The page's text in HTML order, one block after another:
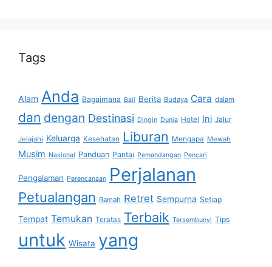
Tags
Alam Anda Bagaimana Bali Berita Budaya Cara dalam
dan dengan Destinasi Dingin Dunia Hotel Ini Jalur
Jelajahi Keluarga Kesehatan Liburan Mengapa Mewah
Musim Nasional Panduan Pantai Pemandangan Pencari
Pengalaman Perencanaan Perjalanan
Petualangan Ramah Retret Sempurna Setiap
Tempat Temukan Teratas Terbaik Tersembunyi Tips
untuk Wisata yang